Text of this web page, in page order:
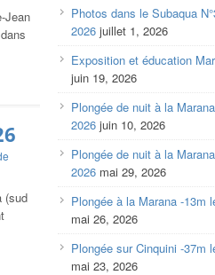
Jean
(sud
Photos dans le Subaqua
2026 juillet 1, 2026
Exposition et éducation
juin 19, 2026
Plongée de nuit à la
2026 juin 10, 2026
Plongée de nuit à la
2026 mai 29, 2026
Plongée à la Marana -13m
mai 26, 2026
Plongée sur Cinquini -37m
mai 23, 2026